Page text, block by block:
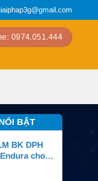
0974.051.444
BẬT
BK DPH
cho
Li-Ion, LiPo